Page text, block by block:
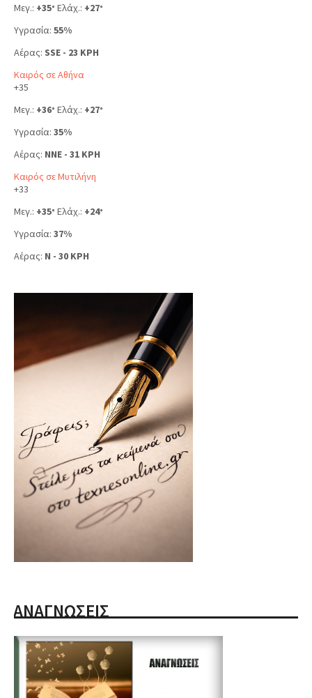
Μεγ.: +35° Ελάχ.: +27°
Υγρασία: 55%
Αέρας: SSE - 23 KPH
Καιρός σε Αθήνα
+35
Μεγ.: +36° Ελάχ.: +27°
Υγρασία: 35%
Αέρας: NNE - 31 KPH
Καιρός σε Μυτιλήνη
+33
Μεγ.: +35° Ελάχ.: +24°
Υγρασία: 37%
Αέρας: N - 30 KPH
ΑΝΑΓΝΩΣΕΙΣ